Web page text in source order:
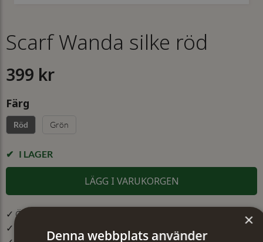
Scarf Wanda silke röd
399 kr
Färg
Röd Grön
I LAGER
LÄGG I VARUKORGEN
✓ Öppet köp i 30 dagar ✓ Fri frakt från 499 kr
✓ Din beställning skickas inom 1-2 vardagar
×
Denna webbplats använder